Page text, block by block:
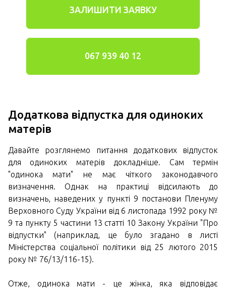
ЗАЛИШИТИ ЗАЯВКУ
067 939 40 12
Додаткова відпустка для одиноких
матерів
Давайте розглянемо питання додаткових відпусток
для одиноких матерів докладніше. Сам термін
"одинока мати" не має чіткого законодавчого
визначення. Однак на практиці відсилають до
визначень, наведених у пункті 9 постанови Пленуму
Верховного Суду України від 6 листопада 1992 року №
9 та пункту 5 частини 13 статті 10 Закону України "Про
відпустки" (наприклад, це було згадано в листі
Міністерства соціальної політики від 25 лютого 2015
року № 76/13/116-15).
Отже, одинока мати - це жінка, яка відповідає